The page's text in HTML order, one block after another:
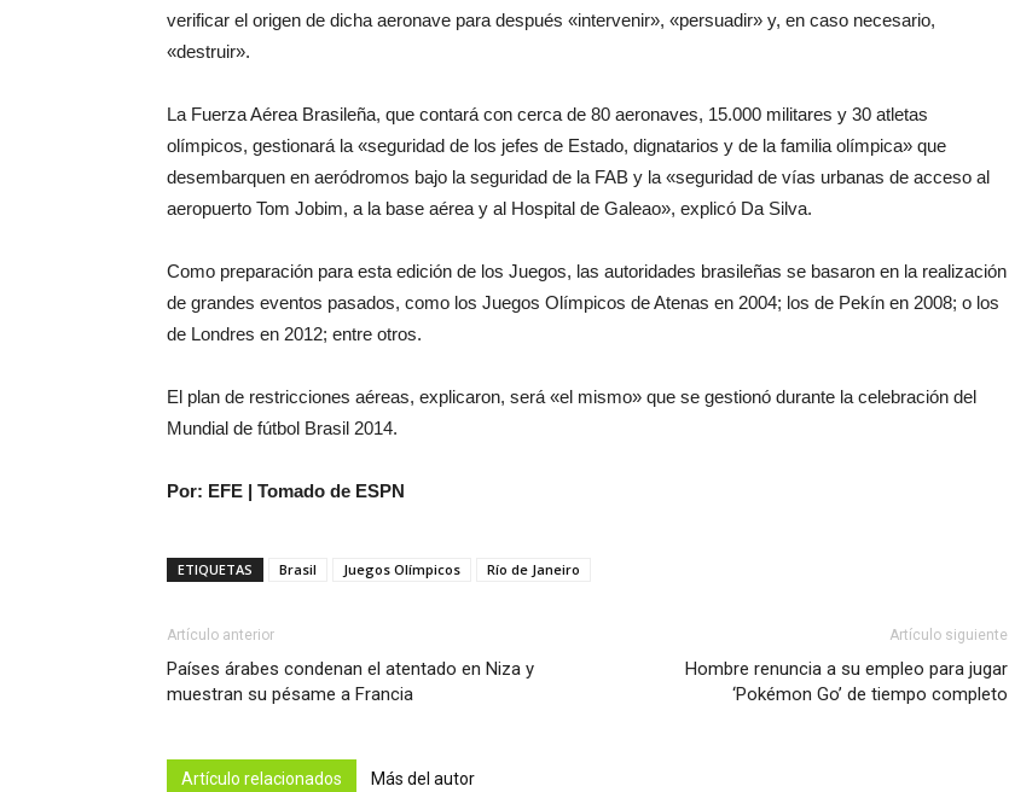
verificar el origen de dicha aeronave para después «intervenir», «persuadir» y, en caso necesario,
«destruir».
La Fuerza Aérea Brasileña, que contará con cerca de 80 aeronaves, 15.000 militares y 30 atletas
olímpicos, gestionará la «seguridad de los jefes de Estado, dignatarios y de la familia olímpica» que
desembarquen en aeródromos bajo la seguridad de la FAB y la «seguridad de vías urbanas de acceso al
aeropuerto Tom Jobim, a la base aérea y al Hospital de Galeao», explicó Da Silva.
Como preparación para esta edición de los Juegos, las autoridades brasileñas se basaron en la realización
de grandes eventos pasados, como los Juegos Olímpicos de Atenas en 2004; los de Pekín en 2008; o los
de Londres en 2012; entre otros.
El plan de restricciones aéreas, explicaron, será «el mismo» que se gestionó durante la celebración del
Mundial de fútbol Brasil 2014.
Por: EFE | Tomado de ESPN
ETIQUETAS Brasil Juegos Olímpicos Río de Janeiro
Artículo anterior
Países árabes condenan el atentado en Niza y
muestran su pésame a Francia
Artículo siguiente
Hombre renuncia a su empleo para jugar
‘Pokémon Go’ de tiempo completo
Artículo relacionados Más del autor